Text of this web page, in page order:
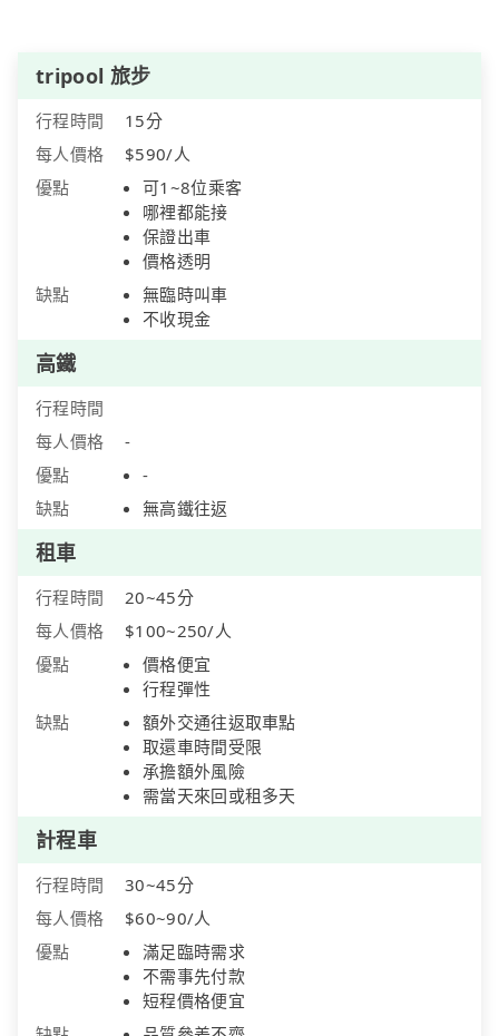
tripool 旅步
行程時間
15分
每人價格
$590/人
優點
可1~8位乘客
哪裡都能接
保證出車
價格透明
缺點
無臨時叫車
不收現金
高鐵
行程時間
每人價格
-
優點
-
缺點
無高鐵往返
租車
行程時間
20~45分
每人價格
$100~250/人
優點
價格便宜
行程彈性
缺點
額外交通往返取車點
取還車時間受限
承擔額外風險
需當天來回或租多天
計程車
行程時間
30~45分
每人價格
$60~90/人
優點
滿足臨時需求
不需事先付款
短程價格便宜